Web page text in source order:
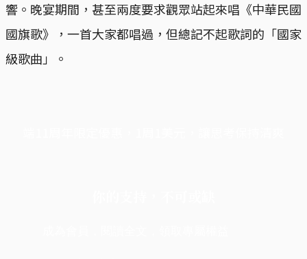
響。晚宴期間，甚至兩度要求觀眾站起來唱《中華民國
國旗歌》，一首大家都唱過，但總記不起歌詞的「國家
級歌曲」。